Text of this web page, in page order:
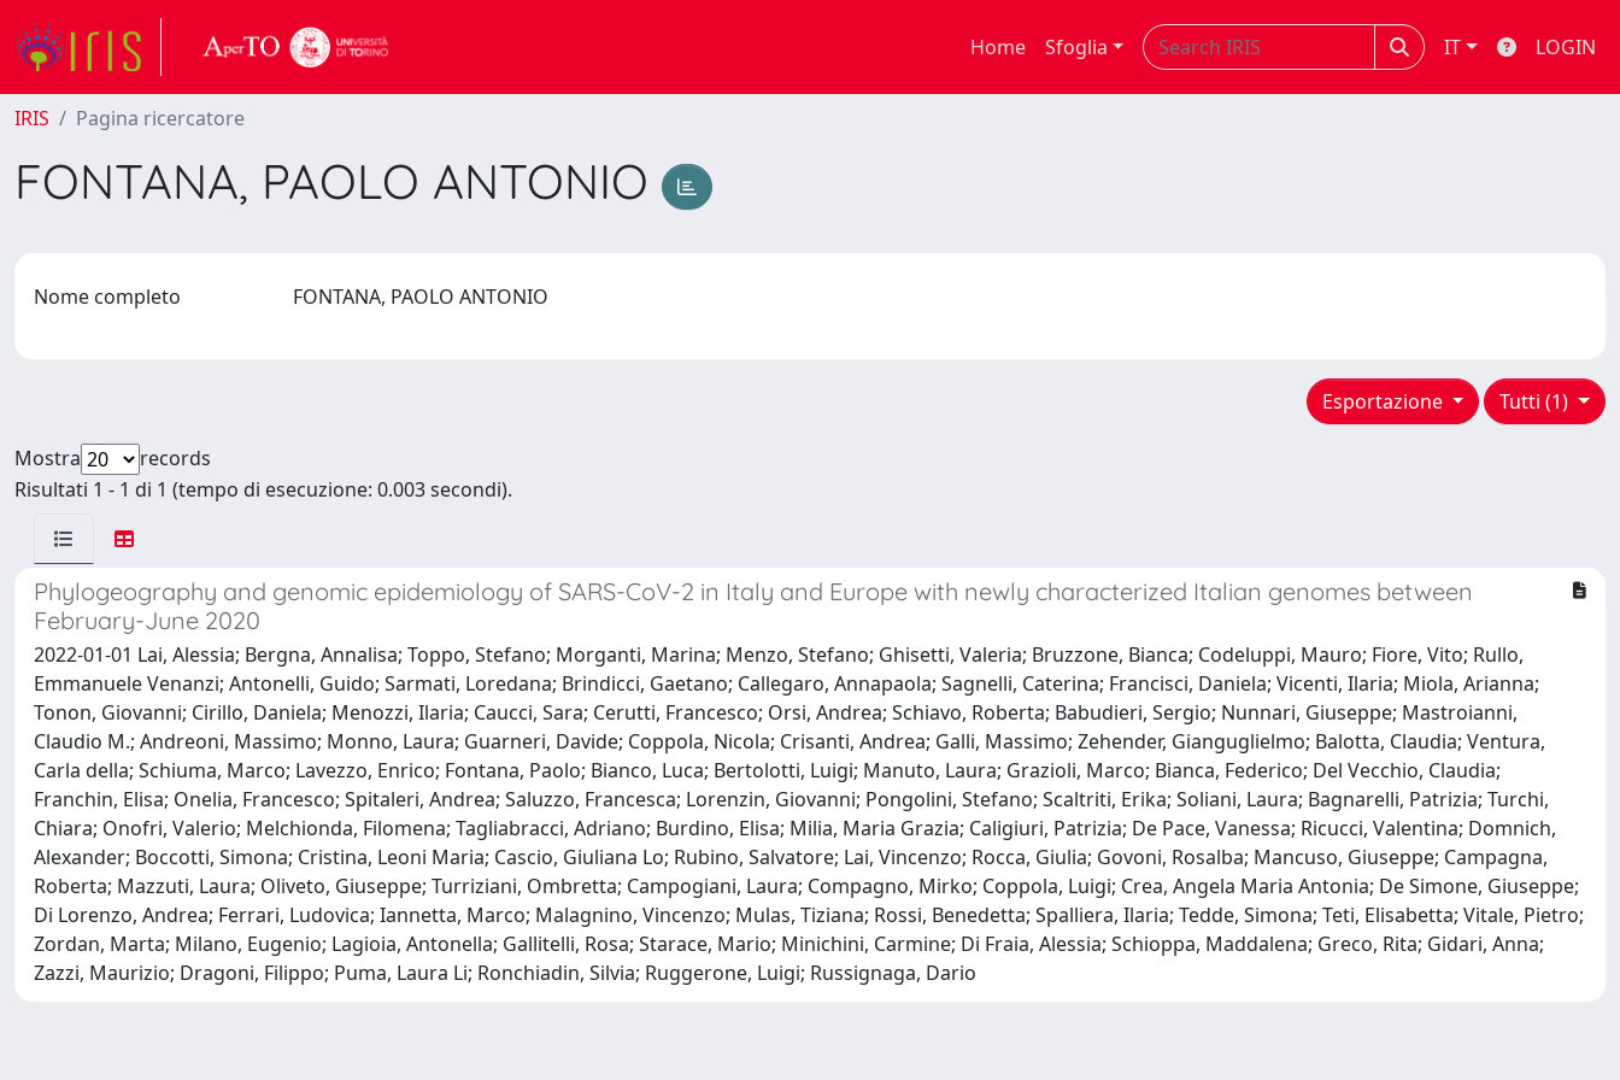
Home Sfoglia IT LOGIN
IRIS Pagina ricercatore
FONTANA, PAOLO ANTONIO
Nome completo FONTANA, PAOLO ANTONIO
Tutti (1)
Esportazione
Mostra
records
Risultati 1 - 1 di 1 (tempo di esecuzione: 0.003 secondi).
Phylogeography and genomic epidemiology of SARS-CoV-2 in Italy and Europe with newly characterized Italian genomes between
February-June 2020
2022-01-01 Lai, Alessia; Bergna, Annalisa; Toppo, Stefano; Morganti, Marina; Menzo, Stefano; Ghisetti, Valeria; Bruzzone, Bianca; Codeluppi, Mauro; Fiore, Vito; Rullo,
Emmanuele Venanzi; Antonelli, Guido; Sarmati, Loredana; Brindicci, Gaetano; Callegaro, Annapaola; Sagnelli, Caterina; Francisci, Daniela; Vicenti, Ilaria; Miola, Arianna;
Tonon, Giovanni; Cirillo, Daniela; Menozzi, Ilaria; Caucci, Sara; Cerutti, Francesco; Orsi, Andrea; Schiavo, Roberta; Babudieri, Sergio; Nunnari, Giuseppe; Mastroianni,
Claudio M.; Andreoni, Massimo; Monno, Laura; Guarneri, Davide; Coppola, Nicola; Crisanti, Andrea; Galli, Massimo; Zehender, Gianguglielmo; Balotta, Claudia; Ventura,
Carla della; Schiuma, Marco; Lavezzo, Enrico; Fontana, Paolo; Bianco, Luca; Bertolotti, Luigi; Manuto, Laura; Grazioli, Marco; Bianca, Federico; Del Vecchio, Claudia;
Franchin, Elisa; Onelia, Francesco; Spitaleri, Andrea; Saluzzo, Francesca; Lorenzin, Giovanni; Pongolini, Stefano; Scaltriti, Erika; Soliani, Laura; Bagnarelli, Patrizia; Turchi,
Chiara; Onofri, Valerio; Melchionda, Filomena; Tagliabracci, Adriano; Burdino, Elisa; Milia, Maria Grazia; Caligiuri, Patrizia; De Pace, Vanessa; Ricucci, Valentina; Domnich,
Alexander; Boccotti, Simona; Cristina, Leoni Maria; Cascio, Giuliana Lo; Rubino, Salvatore; Lai, Vincenzo; Rocca, Giulia; Govoni, Rosalba; Mancuso, Giuseppe; Campagna,
Roberta; Mazzuti, Laura; Oliveto, Giuseppe; Turriziani, Ombretta; Campogiani, Laura; Compagno, Mirko; Coppola, Luigi; Crea, Angela Maria Antonia; De Simone, Giuseppe;
Di Lorenzo, Andrea; Ferrari, Ludovica; Iannetta, Marco; Malagnino, Vincenzo; Mulas, Tiziana; Rossi, Benedetta; Spalliera, Ilaria; Tedde, Simona; Teti, Elisabetta; Vitale, Pietro;
Zordan, Marta; Milano, Eugenio; Lagioia, Antonella; Gallitelli, Rosa; Starace, Mario; Minichini, Carmine; Di Fraia, Alessia; Schioppa, Maddalena; Greco, Rita; Gidari, Anna;
Zazzi, Maurizio; Dragoni, Filippo; Puma, Laura Li; Ronchiadin, Silvia; Ruggerone, Luigi; Russignaga, Dario